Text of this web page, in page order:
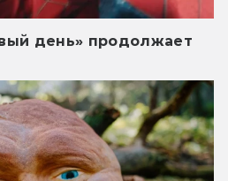
день» продолжает